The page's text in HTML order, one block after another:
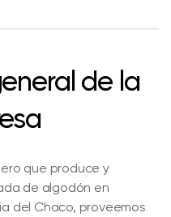
de la
que produce y
de algodón en
del Chaco, proveemos